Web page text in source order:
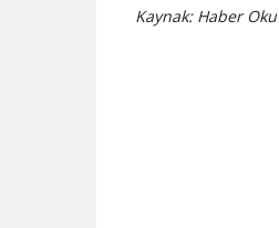
Kaynak: Haber Oku